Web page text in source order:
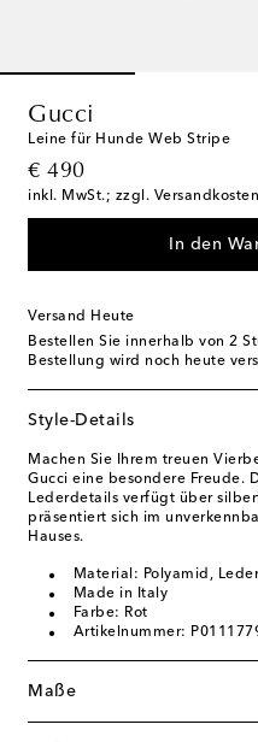
Gucci
Leine für Hunde Web Stripe
€ 490
original price
inkl. MwSt.; zzgl. Versandkosten
In den
Versand Heute
Bestellen Sie innerhalb von 2
Bestellung wird noch heute
Style-Details
Machen Sie Ihrem treuen
Gucci eine besondere Freude.
Lederdetails verfügt über
präsentiert sich im
Hauses.
Material: Polyamid,
Made in Italy
Farbe: Rot
Artikelnummer:
Maße